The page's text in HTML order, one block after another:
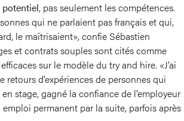
, pas seulement les compétences.
qui ne parlaient pas français et qui,
le maîtrisaient», confie Sébastien
et contrats souples sont cités comme
sur le modèle du try and hire. «J’ai
retours d’expériences de personnes qui
stage, gagné la confiance de l’employeur
permanent par la suite, parfois après